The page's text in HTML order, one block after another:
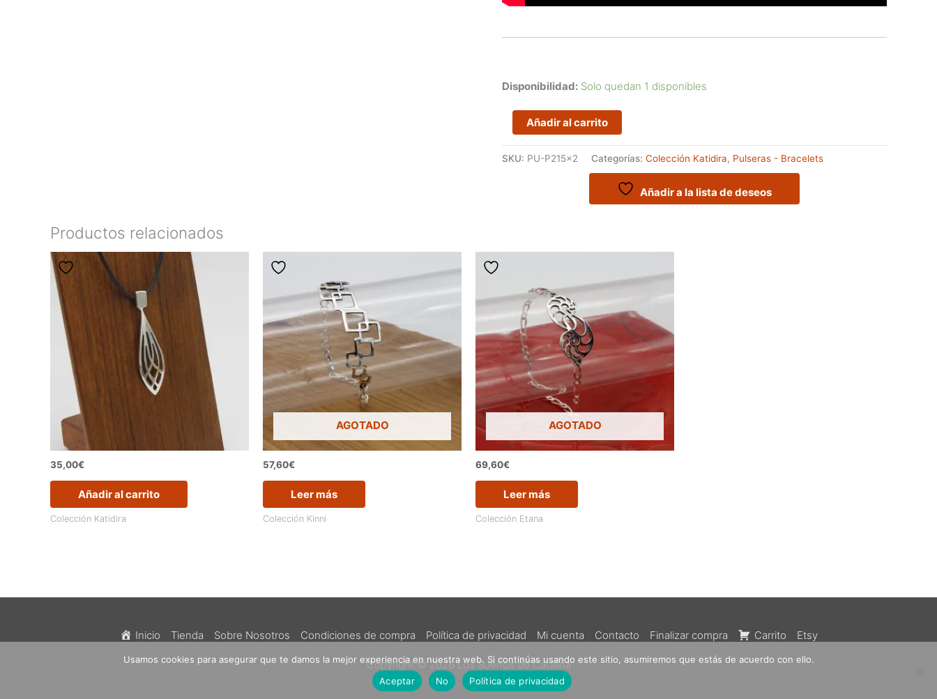
Disponibilidad: Solo quedan 1 disponibles
Pulsera
de
óvalos
entrecruzados
Añadir al carrito
SKU: PU-P215x2 Categorías: Colección Katidira, Pulseras - Bracelets
Añadir a la lista de deseos
Productos relacionados
35,00€
Añadir al carrito
Colección Katidira
AGOTADO
57,60€
Leer más
Colección Kinni
AGOTADO
69,60€
Leer más
Colección Etana
Inicio Tienda Sobre Nosotros Condiciones de compra Política de privacidad Mi cuenta Contacto Finalizar compra Carrito Etsy
Copyright © 2026Los Sueños de Catalina
Usamos cookies para asegurar que te damos la mejor experiencia en nuestra web. Si continúas usando este sitio, asumiremos que estás de acuerdo con ello.
Aceptar
No Política de privacidad